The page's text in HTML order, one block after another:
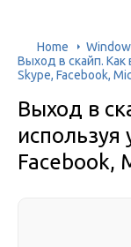
Home
Выход в скайп. Как
Skype, Facebook,
Выход в
используя
Facebook,